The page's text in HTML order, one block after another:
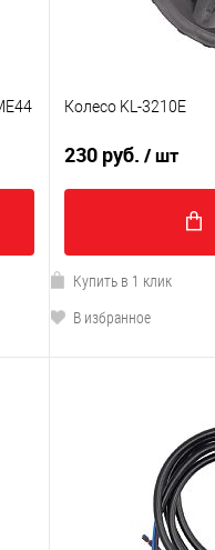
Колесо KL-3210E
230 руб. / шт
Купить в 1 клик
В избранное